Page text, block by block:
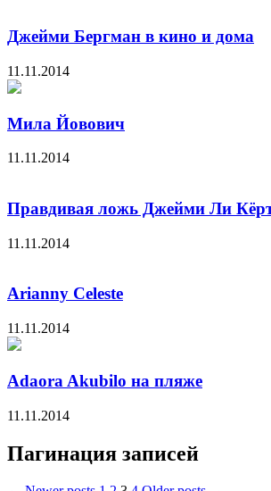
Джейми Бергман в кино и дома
11.11.2014
Мила Йовович
11.11.2014
Правдивая ложь Джейми Ли
11.11.2014
Arianny Celeste
11.11.2014
Adaora Akubilo на пляже
11.11.2014
Пагинация записей